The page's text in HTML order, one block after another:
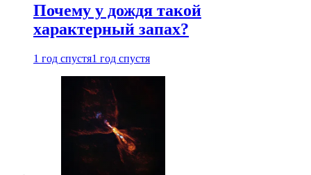
Почему у дождя такой
характерный запах?
1 год спустя1 год спустя